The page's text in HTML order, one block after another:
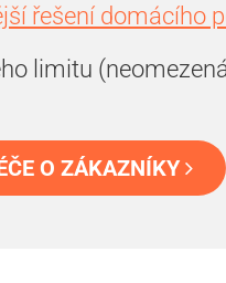
řešení domácího
limitu
O ZÁKAZNÍKY